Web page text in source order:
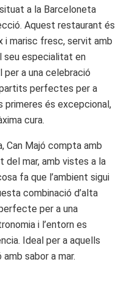
a la Barceloneta
Aquest restaurant és
i marisc fresc, servit amb
seu especialitat en
per a una celebració
perfectes per a
primeres és excepcional,
cura.
Can Majó compta amb
del mar, amb vistes a la
fa que l’ambient sigui
combinació d’alta
per a una
i l’entorn es
Ideal per a aquells
sabor a mar.